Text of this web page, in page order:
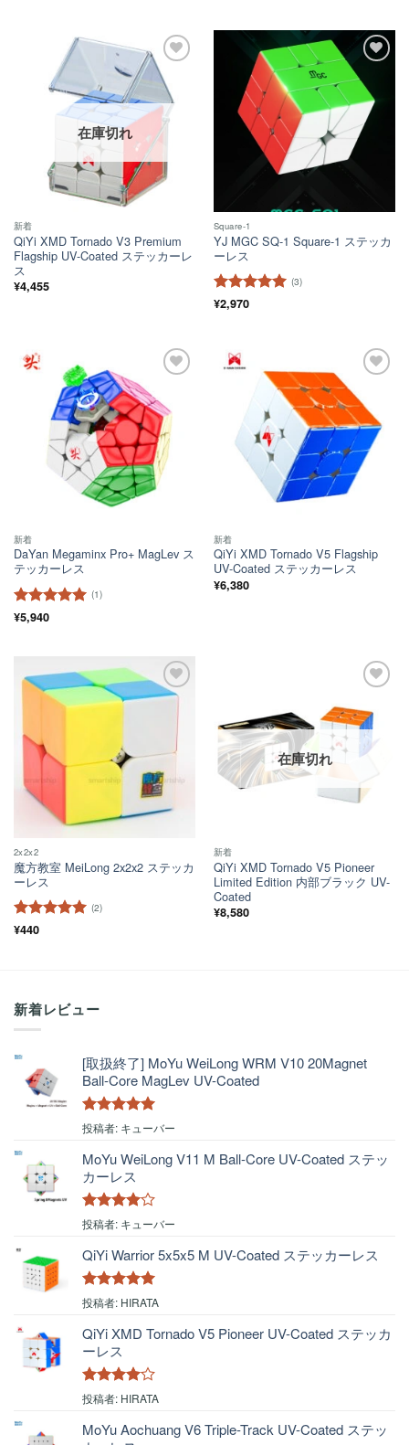
い！
在庫切れ
新着
QiYi XMD Tornado V3 Premium
Flagship UV-Coated ステッカーレ
ス
¥4,455
い！
Square-1
YJ MGC SQ-1 Square-1 ステッカ
ーレス
5段階中
(3)
¥2,970
新着
DaYan Megaminx Pro+ MagLev ス
テッカーレス
5段階中
(1)
¥5,940
新着
QiYi XMD Tornado V5 Flagship
UV-Coated ステッカーレス
¥6,380
ほし
2x2x2
魔方教室 MeiLong 2x2x2 ステッカ
ーレス
5段階中
(2)
¥440
い！
在庫切れ
新着
QiYi XMD Tornado V5 Pioneer
Limited Edition 内部ブラック UV-
Coated
¥8,580
新着レビュー
[取扱終了] MoYu WeiLong WRM V10 20Magnet
Ball-Core MagLev UV-Coated
5段階中 5 の
投稿者: キューバー
MoYu WeiLong V11 M Ball-Core UV-Coated ステッ
カーレス
5段階中 4
投稿者: キューバー
QiYi Warrior 5x5x5 M UV-Coated ステッカーレス
5段階中5の
投稿者: HIRATA
QiYi XMD Tornado V5 Pioneer UV-Coated ステッカ
ーレス
5段階中4
投稿者: HIRATA
MoYu Aochuang V6 Triple-Track UV-Coated ステッ